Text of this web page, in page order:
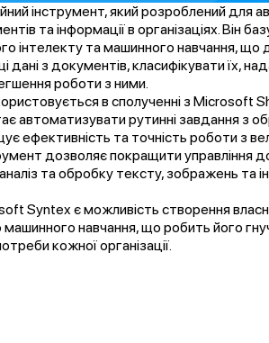
інструмент, який розроблений для
та інформації в організаціях. Він
інтелекту та машинного навчання, що
з документів, класифікувати їх,
роботи з ними.
в сполученні з Microsoft
автоматизувати рутинні завдання з
ефективність та точність роботи з
дозволяє покращити управління
та обробку тексту, зображень та
Syntex є можливість створення
навчання, що робить його
кожної організації.